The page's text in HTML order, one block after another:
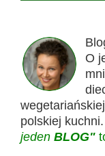
O
polskiej kuchni.
jeden BLOG"